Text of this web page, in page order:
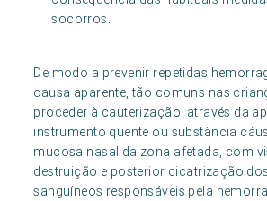
socorros.
De modo a prevenir repetidas
causa aparente, tão comuns nas
proceder à cauterização, através da
instrumento quente ou substância
mucosa nasal da zona afetada, com
destruição e posterior cicatrização
sanguíneos responsáveis pela